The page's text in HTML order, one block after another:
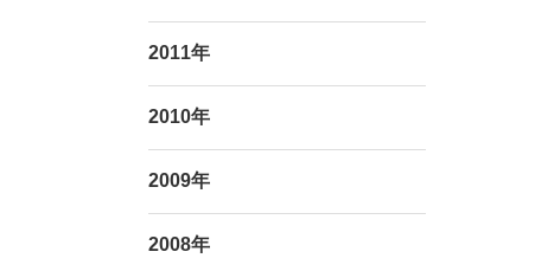
2011年
2010年
2009年
2008年